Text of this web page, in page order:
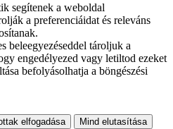
segítenek a weboldal
a preferenciáidat és releváns
beleegyezéseddel tároljuk a
engedélyezed vagy letiltod ezeket
befolyásolhatja a böngészési
elfogadása Mind elutasítása